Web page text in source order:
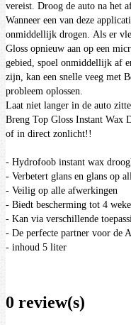
vereist. Droog de auto na het
Wanneer een van deze
onmiddellijk drogen. Als er
Gloss opnieuw aan op een
gebied, spoel onmiddellijk af
zijn, kan een snelle veeg met
probleem oplossen.
Laat niet langer in de auto
Breng Top Gloss Instant Wax
of in direct zonlicht!!
- Hydrofoob instant wax
- Verbetert glans en glans op
- Veilig op alle afwerkingen
- Biedt bescherming tot 4
- Kan via verschillende
- De perfecte partner voor de
- inhoud 5 liter
0 review(s)